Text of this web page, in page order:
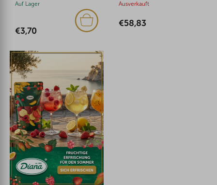
Auf Lager
€3,70
Ausverkauft
€58,83